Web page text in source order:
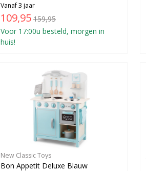
Vanaf 3 jaar
109,95 159,95
Voor 17:00u besteld, morgen in
huis!
New Classic Toys
Bon Appetit Deluxe Blauw